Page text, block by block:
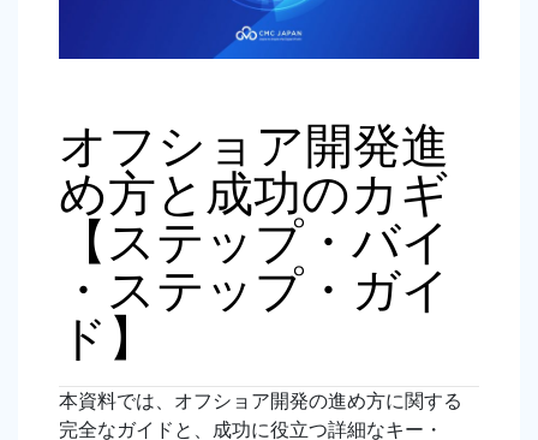
オフショア開発進
め方と成功のカギ
【ステップ・バイ
・ステップ・ガイ
ド】
本資料では、オフショア開発の進め方に関する
完全なガイドと、成功に役立つ詳細なキー・